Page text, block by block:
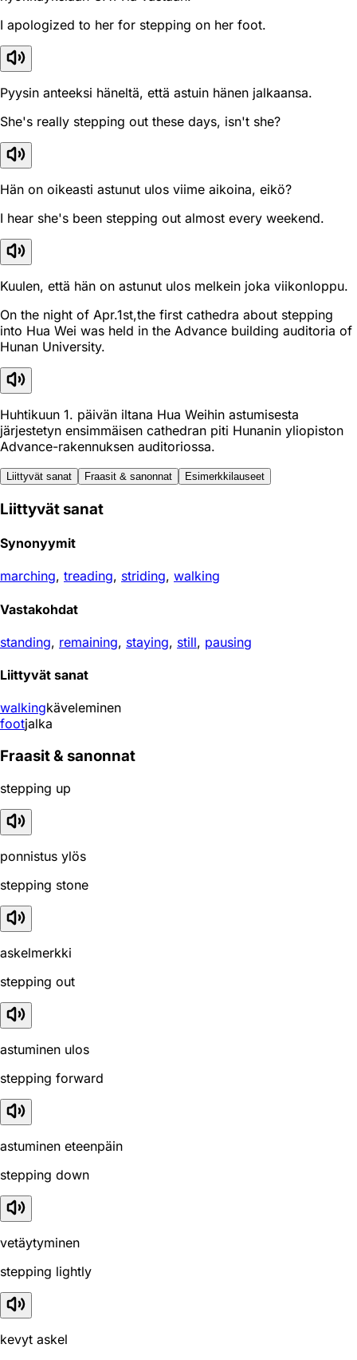
I apologized to her for stepping on her foot.
Pyysin anteeksi häneltä, että astuin hänen jalkaansa.
She's really stepping out these days, isn't she?
Hän on oikeasti astunut ulos viime aikoina, eikö?
I hear she's been stepping out almost every weekend.
Kuulen, että hän on astunut ulos melkein joka viikonloppu.
On the night of Apr.1st,the first cathedra about stepping
into Hua Wei was held in the Advance building auditoria of
Hunan University.
Huhtikuun 1. päivän iltana Hua Weihin astumisesta
järjestetyn ensimmäisen cathedran piti Hunanin yliopiston
Advance-rakennuksen auditoriossa.
Liittyvät sanat Fraasit & sanonnat Esimerkkilauseet
Liittyvät sanat
Synonyymit
marching, treading, striding, walking
Vastakohdat
standing, remaining, staying, still, pausing
Liittyvät sanat
walkingkäveleminen
footjalka
Fraasit & sanonnat
stepping up
ponnistus ylös
stepping stone
askelmerkki
stepping out
astuminen ulos
stepping forward
astuminen eteenpäin
stepping down
vetäytyminen
stepping lightly
kevyt askel